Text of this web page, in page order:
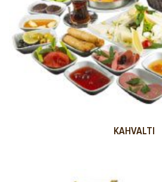
KAHVALTI